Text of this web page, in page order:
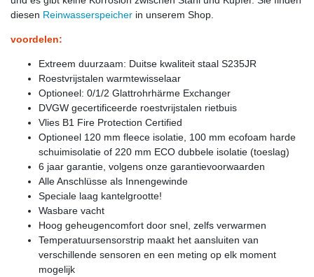
diesen Reinwasserspeicher in unserem Shop.
voordelen:
Extreem duurzaam: Duitse kwaliteit staal S235JR
Roestvrijstalen warmtewisselaar
Optioneel: 0/1/2 Glattrohrhärme Exchanger
DVGW gecertificeerde roestvrijstalen rietbuis
Vlies B1 Fire Protection Certified
Optioneel 120 mm fleece isolatie, 100 mm ecofoam harde
schuimisolatie of 220 mm ECO dubbele isolatie (toeslag)
6 jaar garantie, volgens onze garantievoorwaarden
Alle Anschlüsse als Innengewinde
Speciale laag kantelgrootte!
Wasbare vacht
Hoog geheugencomfort door snel, zelfs verwarmen
Temperatuursensorstrip maakt het aansluiten van
verschillende sensoren en een meting op elk moment
mogelijk